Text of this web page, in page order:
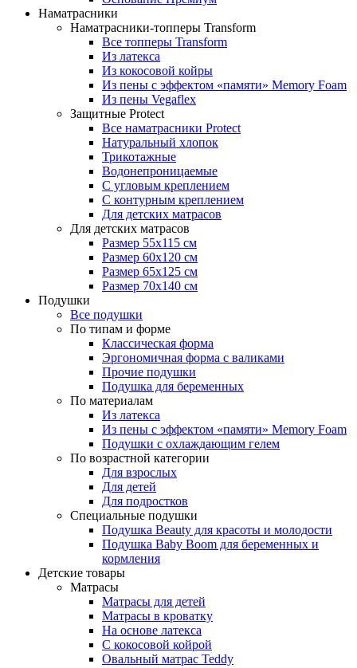
Наматрасники
Наматрасники-топперы Transform
Все топперы Transform
Из латекса
Из кокосовой койры
Из пены с эффектом «памяти» Memory Foam
Из пены Vegaflex
Защитные Protect
Все наматрасники Protect
Натуральный хлопок
Трикотажные
Водонепроницаемые
С угловым креплением
С контурным креплением
Для детских матрасов
Для детских матрасов
Размер 55x115 см
Размер 60x120 см
Размер 65x125 см
Размер 70x140 см
Подушки
Все подушки
По типам и форме
Классическая форма
Эргономичная форма с валиками
Прочие подушки
Подушка для беременных
По материалам
Из латекса
Из пены с эффектом «памяти» Memory Foam
Подушки с охлаждающим гелем
По возрастной категории
Для взрослых
Для детей
Для подростков
Специальные подушки
Подушка Beauty для красоты и молодости
Подушка Baby Boom для беременных и
кормления
Детские товары
Матрасы
Матрасы для детей
Матрасы в кроватку
На основе латекса
С кокосовой койрой
Овальный матрас Teddy